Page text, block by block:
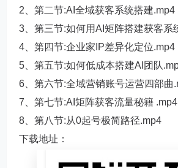
2、第二节:AI全域获客系统搭建.mp4
3、第三节:如何用AI矩阵搭建获客系
4、第四节:企业家IP差异化定位.mp4
5、第五节:如何低成本搭建AI团队
6、第六节:全域营销账号运营四部曲
7、第七节:AI矩阵获客流量秘籍 .mp4
8、第八节:从0起号极简路径.mp4
下载地址：